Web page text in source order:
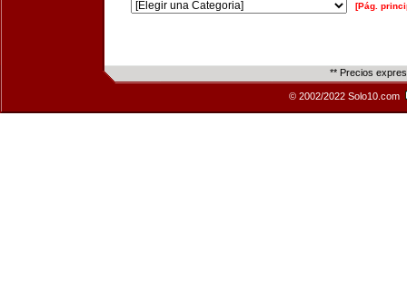
[Pág.
** Precios
© 2002/2022 Solo10.com